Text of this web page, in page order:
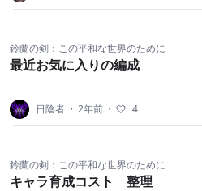
鈴蘭の剣：この平和な世界のために
最近お気に入りの編成
日陰者 ・ 2年前 ・ 4
鈴蘭の剣：この平和な世界のために
キャラ育成コスト 整理